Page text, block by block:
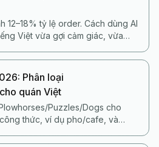
12–18% tỷ lệ order. Cách dùng AI
Việt vừa gợi cảm giác, vừa
Phân loại
quán Việt
Puzzles/Dogs cho
thức, ví dụ pho/cafe, và